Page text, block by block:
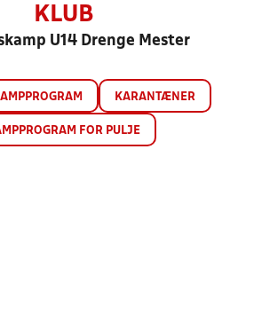
KLUB
U14 Drenge Mester
KARANTÆNER
FOR PULJE